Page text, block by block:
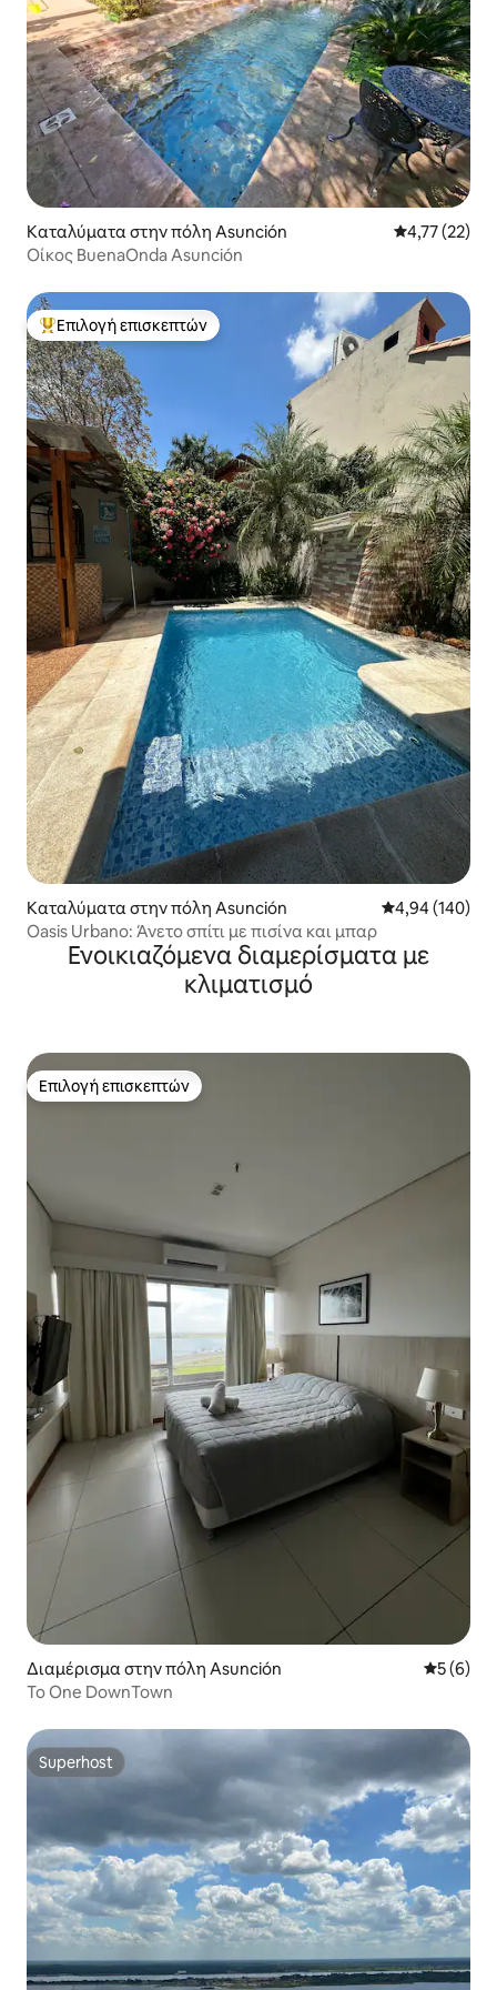
Καταλύματα στην πόλη Asunción Μέση
4,77 (22)
Οίκος BuenaOnda Asunción
Κορυφαία επιλογή επισκεπτών
Επιλογή επισκεπτών
Καταλύματα στην πόλη Asunción Μέση
4,94 (140)
Oasis Urbano: Άνετο σπίτι με πισίνα και μπαρ
Ενοικιαζόμενα διαμερίσματα με
κλιματισμό
Επιλογή επισκεπτών
Επιλογή επισκεπτών
Διαμέρισμα στην πόλη Asunción Μέση
5 (6)
Το One DownTown
Superhost
Superhost